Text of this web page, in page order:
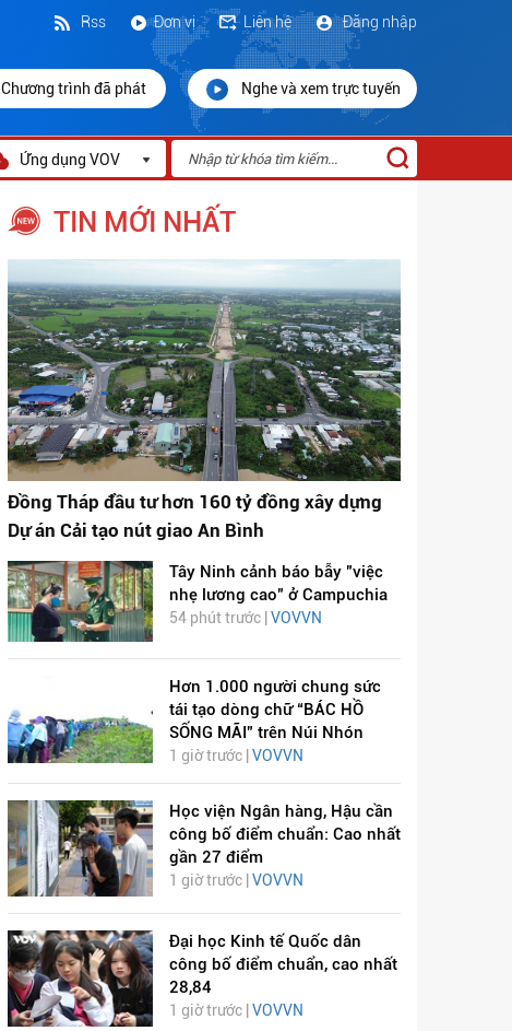
Đăng nhập
Liên hệ
Đơn vị
Rss
Chương trình đã phát Nghe và xem trực tuyến
Ứng dụng VOV
TIN MỚI NHẤT
Đồng Tháp đầu tư hơn 160 tỷ đồng xây dựng
Dự án Cải tạo nút giao An Bình
Tây Ninh cảnh báo bẫy "việc
nhẹ lương cao" ở Campuchia
54 phút trước |VOVVN
Hơn 1.000 người chung sức
tái tạo dòng chữ “BÁC HỒ
SỐNG MÃI” trên Núi Nhón
1 giờ trước | VOVVN
Học viện Ngân hàng, Hậu cần
công bố điểm chuẩn: Cao nhất
gần 27 điểm
1 giờ trước | VOVVN
Đại học Kinh tế Quốc dân
công bố điểm chuẩn, cao nhất
28,84
1 giờ trước | VOVVN